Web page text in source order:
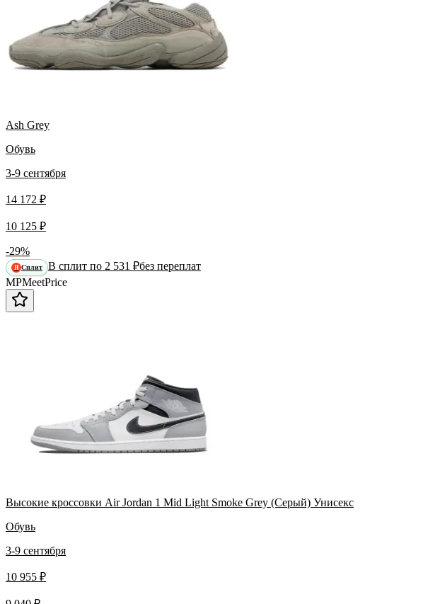
Ash Grey
Обувь
3-9 сентября
14 172 ₽
10 125 ₽
-29%
Я Сплит В сплит по 2 531 ₽без переплат
MPMeetPrice
Высокие кроссовки Air Jordan 1 Mid Light Smoke Grey (Серый) Унисекс
Обувь
3-9 сентября
10 955 ₽